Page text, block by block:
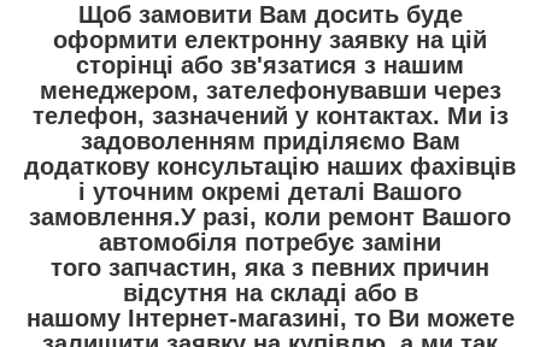
Щоб замовити Вам досить буде
оформити електронну заявку на цій
сторінці або зв'язатися з нашим
менеджером, зателефонувавши через
телефон, зазначений у контактах. Ми із
задоволенням приділяємо Вам
додаткову консультацію наших фахівців
і уточним окремі деталі Вашого
замовлення.У разі, коли ремонт Вашого
автомобіля потребує заміни
того запчастин, яка з певних причин
відсутня на складі або в
нашому Інтернет-магазині, то Ви можете